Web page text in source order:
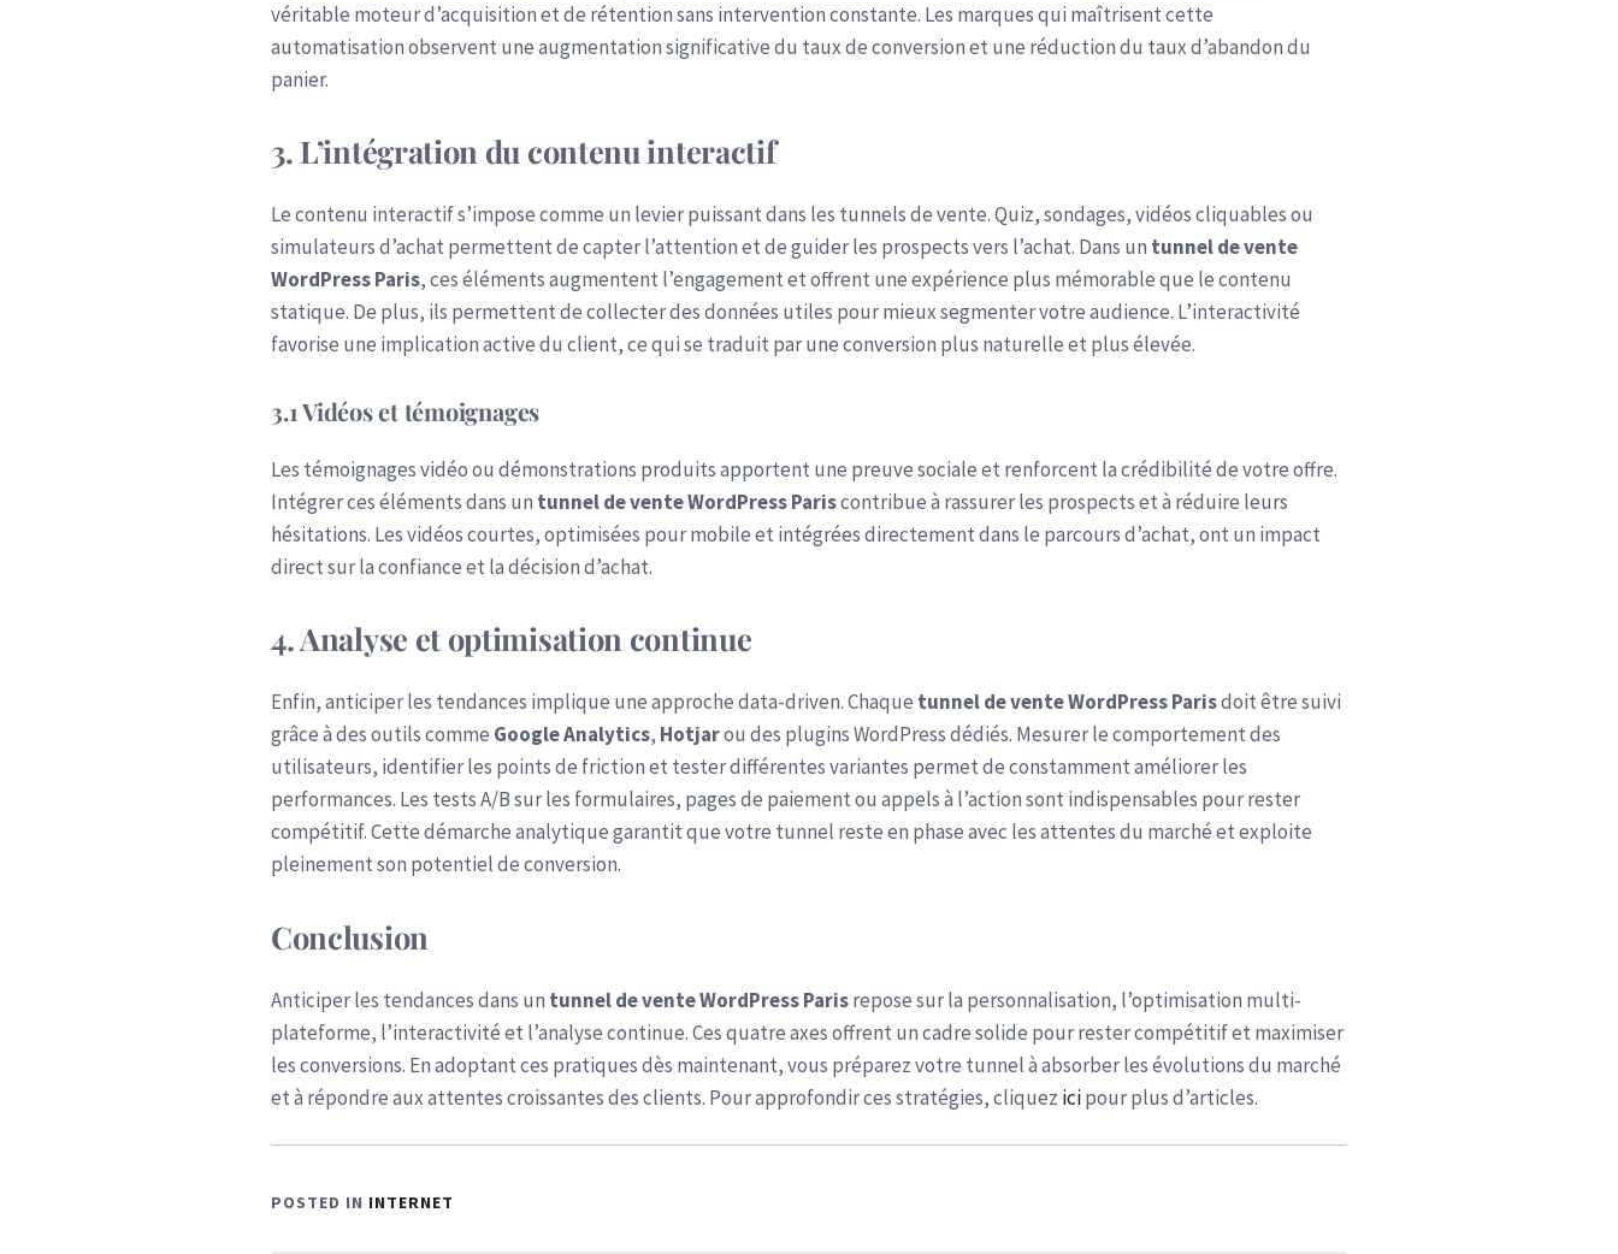
véritable moteur d’acquisition et de rétention sans intervention constante. Les marques qui maîtrisent cette
automatisation observent une augmentation significative du taux de conversion et une réduction du taux d’abandon du
panier.
3. L’intégration du contenu interactif
Le contenu interactif s’impose comme un levier puissant dans les tunnels de vente. Quiz, sondages, vidéos cliquables ou
simulateurs d’achat permettent de capter l’attention et de guider les prospects vers l’achat. Dans un tunnel de vente
WordPress Paris, ces éléments augmentent l’engagement et offrent une expérience plus mémorable que le contenu
statique. De plus, ils permettent de collecter des données utiles pour mieux segmenter votre audience. L’interactivité
favorise une implication active du client, ce qui se traduit par une conversion plus naturelle et plus élevée.
3.1 Vidéos et témoignages
Les témoignages vidéo ou démonstrations produits apportent une preuve sociale et renforcent la crédibilité de votre offre.
Intégrer ces éléments dans un tunnel de vente WordPress Pariscontribue à rassurer les prospects et à réduire leurs
hésitations. Les vidéos courtes, optimisées pour mobile et intégrées directement dans le parcours d’achat, ont un impact
direct sur la confiance et la décision d’achat.
4. Analyse et optimisation continue
Enfin, anticiper les tendances implique une approche data-driven. Chaque tunnel de vente WordPress Parisdoit être suivi
grâce à des outils comme Google Analytics, Hotjarou des plugins WordPress dédiés. Mesurer le comportement des
utilisateurs, identifier les points de friction et tester différentes variantes permet de constamment améliorer les
performances. Les tests A/B sur les formulaires, pages de paiement ou appels à l’action sont indispensables pour rester
compétitif. Cette démarche analytique garantit que votre tunnel reste en phase avec les attentes du marché et exploite
pleinement son potentiel de conversion.
Conclusion
Anticiper les tendances dans un tunnel de vente WordPress Parisrepose sur la personnalisation, l’optimisation multi-
plateforme, l’interactivité et l’analyse continue. Ces quatre axes offrent un cadre solide pour rester compétitif et maximiser
les conversions. En adoptant ces pratiques dès maintenant, vous préparez votre tunnel à absorber les évolutions du marché
et à répondre aux attentes croissantes des clients. Pour approfondir ces stratégies, cliquez icipour plus d’articles.
POSTED IN INTERNET